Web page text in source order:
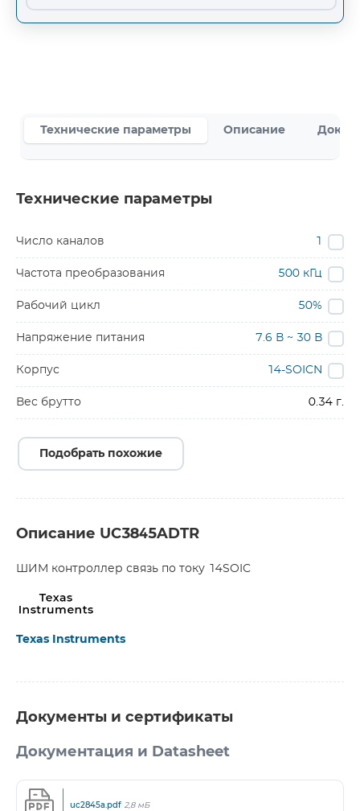
Технические параметры Описание
Технические параметры
Число каналов
Частота преобразования 500 кГц
Рабочий цикл 50%
Напряжение питания 7.6 В ~ 30 В
Корпус 14-SOICN
Вес брутто 0.34 г.
Подобрать похожие
Описание UC3845ADTR
ШИМ контроллер связь по току 14SOIC
Texas Instruments
Документы и сертификаты
Документация и Datasheet
uc2845a.pdf 2,8 мБ